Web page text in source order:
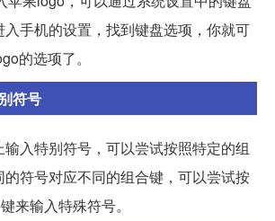
手机的设置，找到键盘选项，你就可
的选项了。
符号
入特别符号，可以尝试按照特定的组
符号对应不同的组合键，可以尝试按
来输入特殊符号。